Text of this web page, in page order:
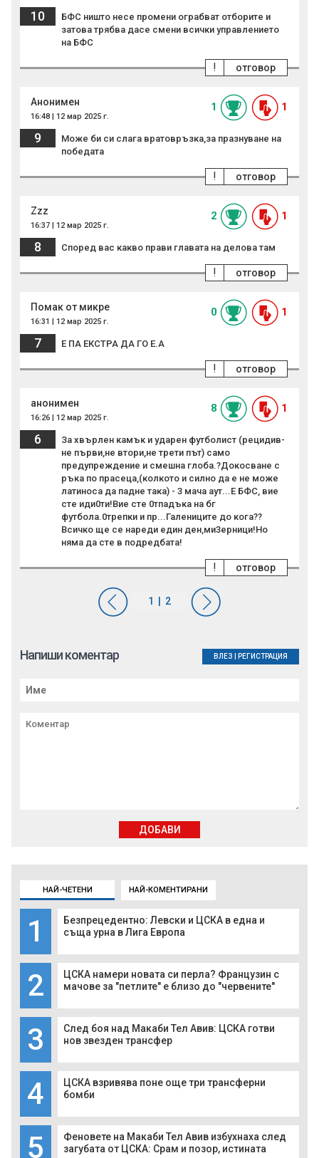
НАЙ-ЧЕТЕНИ НАЙ-КОМЕНТИРАНИ
1
Безпрецедентно: Левски и ЦСКА в една и
съща урна в Лига Европа
2
ЦСКА намери новата си перла? Французин с
мачове за "петлите" е близо до "червените"
3
След боя над Макаби Тел Авив: ЦСКА готви
нов звезден трансфер
4
ЦСКА взривява поне още три трансферни
бомби
5
Феновете на Макаби Тел Авив избухнаха след
загубата от ЦСКА: Срам и позор, истината
10
БФС ништо несе промени ограбват отборите и
затова трябва дасе смени всички управлението
на БФС
отговор
!
Анонимен
16:48 | 12 мар 2025 г.
1 1
9
Може би си слага вратовръзка,за празнуване на
победата
отговор
!
Zzz
16:37 | 12 мар 2025 г.
2 1
8 Според вас какво прави главата на делова там
отговор
!
Помак от микре
16:31 | 12 мар 2025 г.
0 1
7 Е ПА ЕКСТРА ДА ГО Е.А
отговор
!
анонимен
16:26 | 12 мар 2025 г.
8 1
6
За хвърлен камък и ударен футболист (рецидив-
не първи,не втори,не трети път) само
предупреждение и смешна глоба.?Докосване с
ръка по прасеца,(колкото и силно да е не може
латиноса да падне така) - 3 мача аут...Е БФС, вие
сте иди0ти!Вие сте 0тпадъка на бг
футбола.0трепки и пр...Галениците до кога??
Всичко ще се нареди един ден,ми3ерници!Но
няма да сте в подредбата!
отговор
!
Напиши коментар ВЛЕЗ РЕГИСТРАЦИЯ
ДОБАВИ